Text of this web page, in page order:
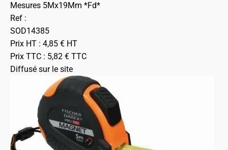
Mesures 5Mx19Mm *Fd*
Ref :
SOD14385
Prix HT : 4,85 € HT
Prix TTC : 5,82 € TTC
Diffusé sur le site